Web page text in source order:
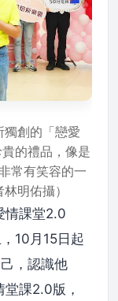
創的「戀愛
的禮品，像是
常有笑容的一
明佑攝）
情課堂2.0
10月15日起
，認識他
課2.0版，